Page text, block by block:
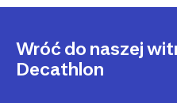
Wróć do naszej
Decathlon